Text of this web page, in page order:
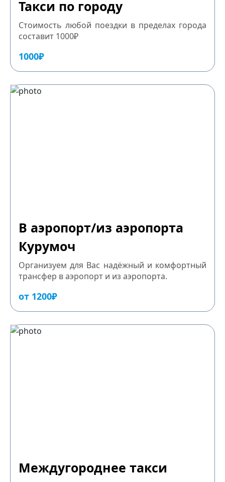
Такси по городу
Стоимость любой поездки в пределах города
составит 1000₽
1000₽
В аэропорт/из аэропорта
Курумоч
Организуем для Вас надёжный и комфортный
трансфер в аэропорт и из аэропорта.
от 1200₽
Междугороднее такси